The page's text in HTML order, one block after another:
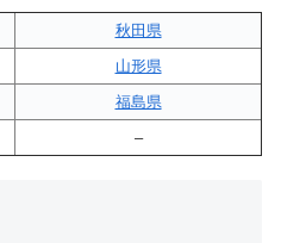
秋田県
山形県
福島県
–